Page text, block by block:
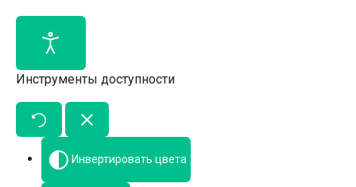
Инструменты доступности
Инвертировать цвета